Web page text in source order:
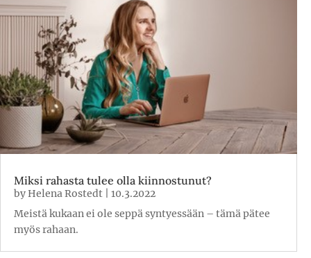
Miksi rahasta tulee olla kiinnostunut?
byHelena Rostedt
10.3.2022
Meistä kukaan ei ole seppä syntyessään – tämä pätee
myös rahaan.